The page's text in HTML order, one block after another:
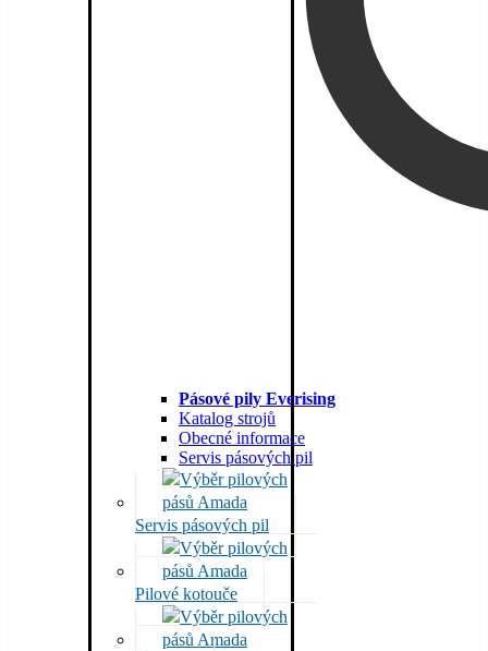
Pásové pily Everising
Katalog strojů
Obecné informace
Servis pásových pil
Servis pásových pil
Pilové kotouče